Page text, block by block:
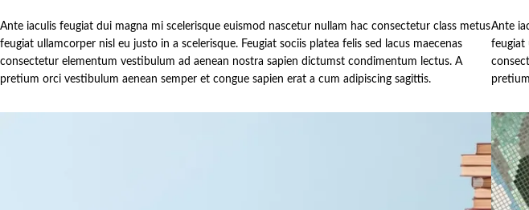
Ante iaculis feugiat dui magna mi scelerisque euismod nascetur nullam hac consectetur class metus
feugiat ullamcorper nisl eu justo in a scelerisque. Feugiat sociis platea felis sed lacus maecenas
consectetur elementum vestibulum ad aenean nostra sapien dictumst condimentum lectus. A
pretium orci vestibulum aenean semper et congue sapien erat a cum adipiscing sagittis.
Ante
feugiat